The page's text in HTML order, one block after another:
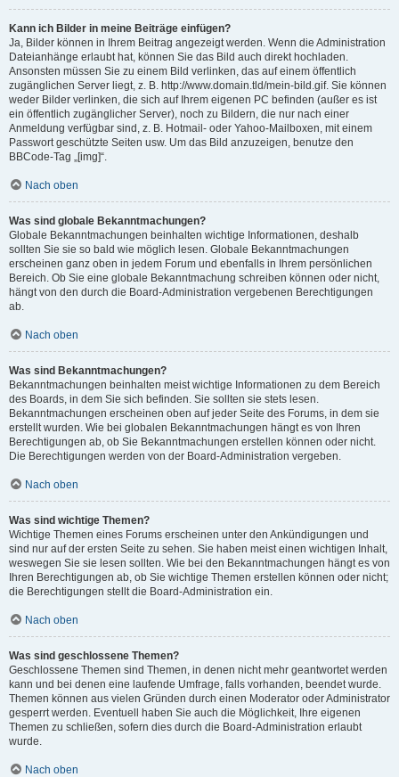
Kann ich Bilder in meine Beiträge einfügen?
Ja, Bilder können in Ihrem Beitrag angezeigt werden. Wenn die Administration
Dateianhänge erlaubt hat, können Sie das Bild auch direkt hochladen.
Ansonsten müssen Sie zu einem Bild verlinken, das auf einem öffentlich
zugänglichen Server liegt, z. B. http://www.domain.tld/mein-bild.gif. Sie können
weder Bilder verlinken, die sich auf Ihrem eigenen PC befinden (außer es ist
ein öffentlich zugänglicher Server), noch zu Bildern, die nur nach einer
Anmeldung verfügbar sind, z. B. Hotmail- oder Yahoo-Mailboxen, mit einem
Passwort geschützte Seiten usw. Um das Bild anzuzeigen, benutze den
BBCode-Tag „[img]“.
Nach oben
Was sind globale Bekanntmachungen?
Globale Bekanntmachungen beinhalten wichtige Informationen, deshalb
sollten Sie sie so bald wie möglich lesen. Globale Bekanntmachungen
erscheinen ganz oben in jedem Forum und ebenfalls in Ihrem persönlichen
Bereich. Ob Sie eine globale Bekanntmachung schreiben können oder nicht,
hängt von den durch die Board-Administration vergebenen Berechtigungen
ab.
Nach oben
Was sind Bekanntmachungen?
Bekanntmachungen beinhalten meist wichtige Informationen zu dem Bereich
des Boards, in dem Sie sich befinden. Sie sollten sie stets lesen.
Bekanntmachungen erscheinen oben auf jeder Seite des Forums, in dem sie
erstellt wurden. Wie bei globalen Bekanntmachungen hängt es von Ihren
Berechtigungen ab, ob Sie Bekanntmachungen erstellen können oder nicht.
Die Berechtigungen werden von der Board-Administration vergeben.
Nach oben
Was sind wichtige Themen?
Wichtige Themen eines Forums erscheinen unter den Ankündigungen und
sind nur auf der ersten Seite zu sehen. Sie haben meist einen wichtigen Inhalt,
weswegen Sie sie lesen sollten. Wie bei den Bekanntmachungen hängt es von
Ihren Berechtigungen ab, ob Sie wichtige Themen erstellen können oder nicht;
die Berechtigungen stellt die Board-Administration ein.
Nach oben
Was sind geschlossene Themen?
Geschlossene Themen sind Themen, in denen nicht mehr geantwortet werden
kann und bei denen eine laufende Umfrage, falls vorhanden, beendet wurde.
Themen können aus vielen Gründen durch einen Moderator oder Administrator
gesperrt werden. Eventuell haben Sie auch die Möglichkeit, Ihre eigenen
Themen zu schließen, sofern dies durch die Board-Administration erlaubt
wurde.
Nach oben